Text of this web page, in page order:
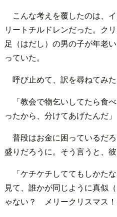
こんな考えを覆したのは、
リートチルドレンだった。ク
足（はだし）の男の子が年老
っていた。
呼び止めて、訳を尋ねてみた
「教会で物乞いしてたら食
ったから、分けてあげたんだ」
普段はお金に困っているだ
盛りだろうに。そう言うと、彼
「ケチケチしててもしかた
見て、誰かが同じように真似
ゃない？ メリークリスマス！